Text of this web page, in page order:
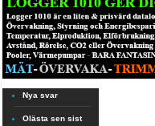
Nya svar
Olästa sen sist